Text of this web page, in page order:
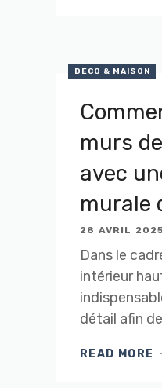
DÉCO & MAISON
murs
avec
murale
28 AVRIL 2025
Dans le
intérieur
détail afin
READ MORE